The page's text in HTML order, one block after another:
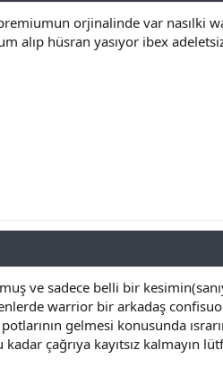
orjinalinde var
alıp hüsran yasıyor ibex
ve sadece belli bir
warrior bir arkadaş
gelmesi konusunda
çağrıya kayıtsız kalmayın